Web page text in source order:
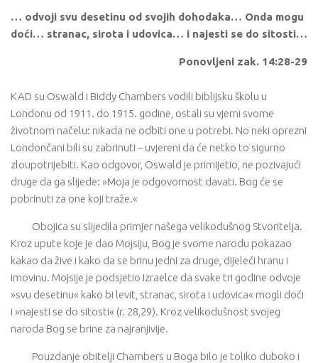
… odvoji svu desetinu od svojih dohodaka… Onda mogu
doći… stranac, sirota i udovica… i najesti se do sitosti…
Ponovljeni zak. 14:28-29
KAD su Oswald i Biddy Chambers vodili biblijsku školu u
Londonu od 1911. do 1915. godine, ostali su vjerni svome
životnom načelu: nikada ne odbiti one u potrebi. No neki oprezni
Londončani bili su zabrinuti – uvjereni da će netko to sigurno
zloupotrijebiti. Kao odgovor, Oswald je primijetio, ne pozivajući
druge da ga slijede: »Moja je odgovornost davati. Bog će se
pobrinuti za one koji traže.«
Obojica su slijedila primjer našega velikodušnog Stvoritelja.
Kroz upute koje je dao Mojsiju, Bog je svome narodu pokazao
kakao da žive i kako da se brinu jedni za druge, dijeleći hranu i
imovinu. Mojsije je podsjetio Izraelce da svake tri godine odvoje
»svu desetinu« kako bi levit, stranac, sirota i udovica« mogli doći
i »najesti se do sitosti« (r. 28,29). Kroz velikodušnost svojeg
naroda Bog se brine za najranjivije.
Pouzdanje obitelji Chambers u Boga bilo je toliko duboko i